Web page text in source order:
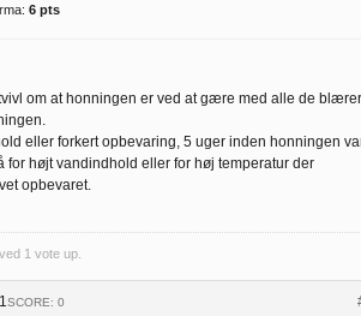
6 pts
om at honningen er ved at gære med alle de
eller forkert opbevaring, 5 uger inden honningen
for højt vandindhold eller for høj temperatur der
opbevaret.
1 vote up.
SCORE: 0